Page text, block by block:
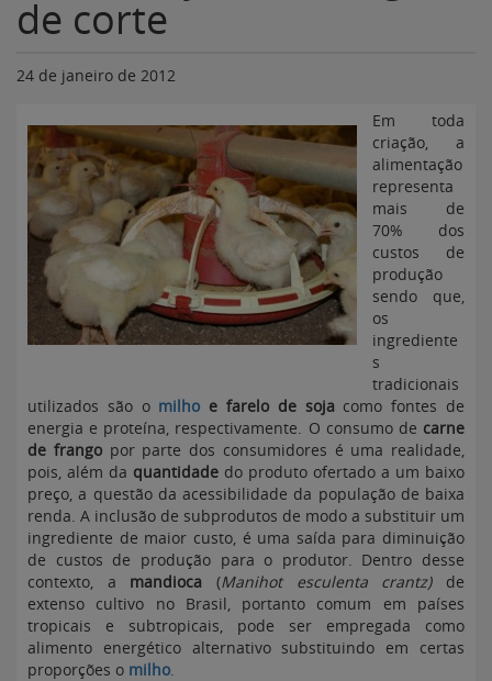
de corte
24 de janeiro de 2012
Em toda
criação, a
alimentação
representa
mais de
70% dos
custos de
produção
sendo que,
os
ingrediente
s
tradicionais
utilizados são o milho e farelo de soja como fontes de
energia e proteína, respectivamente. O consumo de carne
de frangopor parte dos consumidores é uma realidade,
pois, além da quantidade do produto ofertado a um baixo
preço, a questão da acessibilidade da população de baixa
renda. A inclusão de subprodutos de modo a substituir um
ingrediente de maior custo, é uma saída para diminuição
de custos de produção para o produtor. Dentro desse
contexto, a mandioca (Manihot esculenta crantz)de
extenso cultivo no Brasil, portanto comum em países
tropicais e subtropicais, pode ser empregada como
alimento energético alternativo substituindo em certas
proporções o milho.